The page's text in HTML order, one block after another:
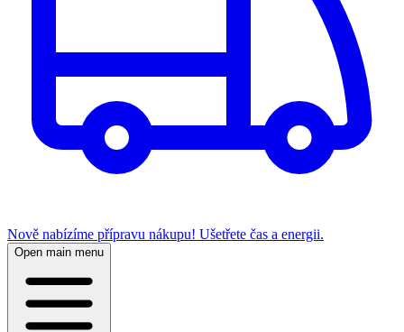
Nově nabízíme přípravu nákupu! Ušetřete čas a energii.
Open main menu